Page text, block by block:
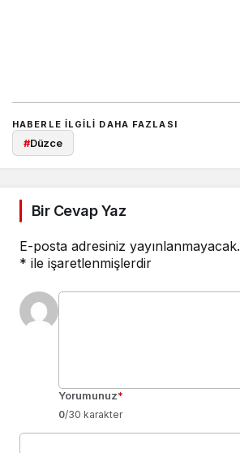
HABERLE ILGILI DAHA FAZLASI
#Düzce
Bir Cevap Yaz
E-posta adresiniz yayınlanmayacak.
* ile işaretlenmişlerdir
Yorumunuz*
0/30 karakter